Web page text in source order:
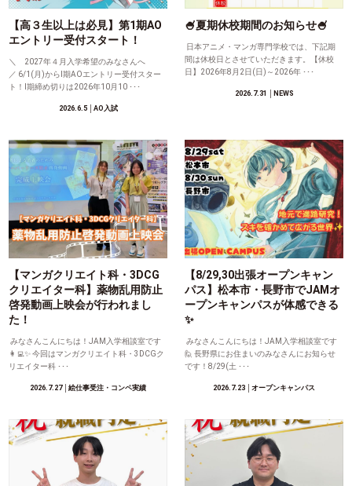
【高３生以上は必見】第1期AO
エントリー受付スタート！
＼ 2027年４月入学希望のみなさんへ
／ 6/1(月)からⅠ期AOエントリー受付スター
ト！Ⅰ期締め切りは2026年10月10 ･･･
2026.6.5│AO入試
🍧夏期休校期間のお知らせ🍧
日本アニメ・マンガ専門学校では、下記期
間は休校日とさせていただきます。【休校
日】2026年8月2日(日)～2026年 ･･･
2026.7.31 │NEWS
【マンガクリエイト科・3DCG
クリエイター科】薬物乱用防止
啓発動画上映会が行われまし
た！
みなさんこんにちは！JAM入学相談室です
👩‍💻✨ 今回はマンガクリエイト科・3DCGク
リエイター科 ･･･
2026.7.27│絵仕事受注・コンペ実績
【8/29,30出張オープンキャン
パス】松本市・長野市でJAMオ
ープンキャンパスが体感できる
✨
みなさんこんにちは！JAM入学相談室です
🙋 長野県にお住まいのみなさんにお知らせ
です！8/29(土 ･･･
2026.7.23 │オープンキャンパス